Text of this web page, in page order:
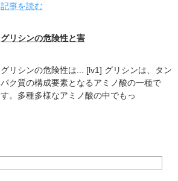
記事を読む
グリシンの危険性と害
グリシンの危険性は... [lv1] グリシンは、タン
パク質の構成要素となるアミノ酸の一種で
す。多種多様なアミノ酸の中でもっ